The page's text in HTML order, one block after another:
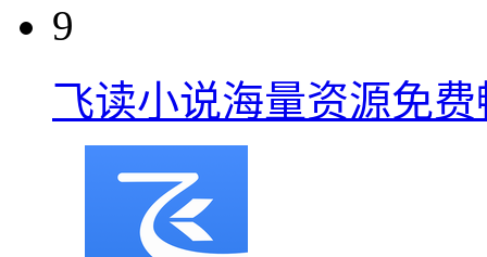
9
飞读小说海量资源免费